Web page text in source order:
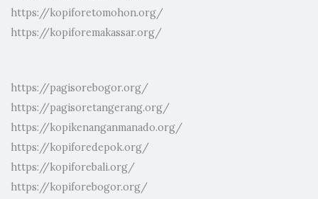
https://kopiforetomohon.org/
https://kopiforemakassar.org/
https://pagisorebogor.org/
https://pagisoretangerang.org/
https://kopikenanganmanado.org/
https://kopiforedepok.org/
https://kopiforebali.org/
https://kopiforebogor.org/